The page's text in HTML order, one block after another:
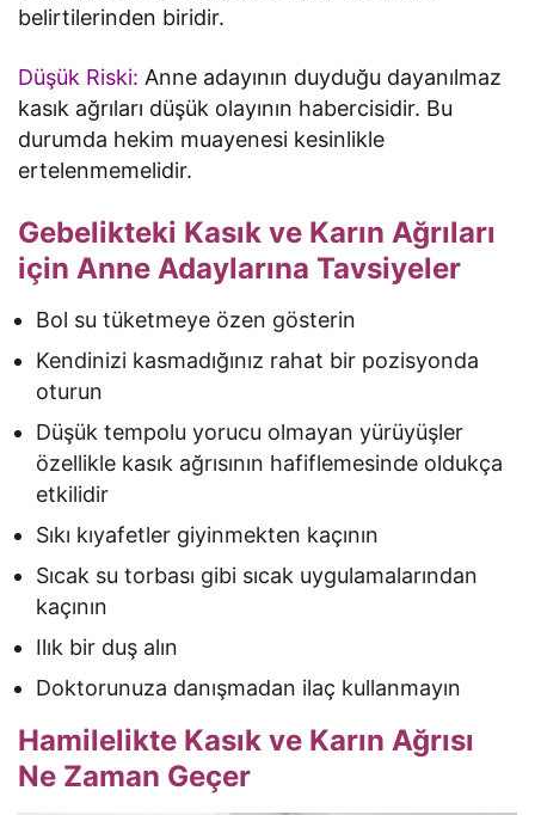
belirtilerinden biridir.
Düşük Riski: Anne adayının duyduğu dayanılmaz
kasık ağrıları düşük olayının habercisidir. Bu
durumda hekim muayenesi kesinlikle
ertelenmemelidir.
Gebelikteki Kasık ve Karın Ağrıları
için Anne Adaylarına Tavsiyeler
Bol su tüketmeye özen gösterin
Kendinizi kasmadığınız rahat bir pozisyonda
oturun
Düşük tempolu yorucu olmayan yürüyüşler
özellikle kasık ağrısının hafiflemesinde oldukça
etkilidir
Sıkı kıyafetler giyinmekten kaçının
Sıcak su torbası gibi sıcak uygulamalarından
kaçının
Ilık bir duş alın
Doktorunuza danışmadan ilaç kullanmayın
Hamilelikte Kasık ve Karın Ağrısı
Ne Zaman Geçer